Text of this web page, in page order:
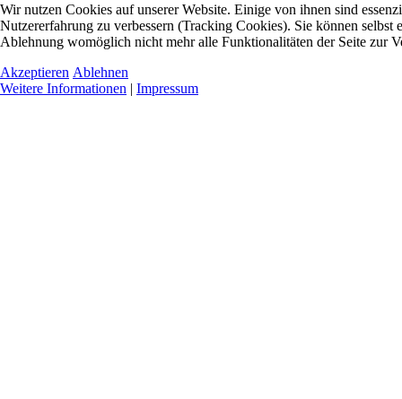
Wir nutzen Cookies auf unserer Website. Einige von ihnen sind
Nutzererfahrung zu verbessern (Tracking Cookies). Sie können selbst
Ablehnung womöglich nicht mehr alle Funktionalitäten der Seite zur
Akzeptieren Ablehnen
Weitere Informationen | Impressum